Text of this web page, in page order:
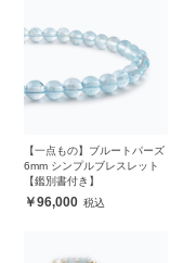
【一点もの】ブルートパーズ
6mm シンプルブレスレット
【鑑別書付き】
96,000